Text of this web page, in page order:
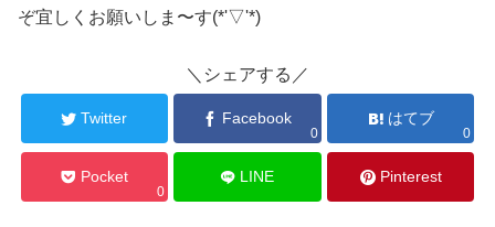
ぞ宜しくお願いしま〜す(*'▽'*)
＼シェアする／
Twitter Facebook
0
はてブ
0
Pocket
0
LINE Pinterest